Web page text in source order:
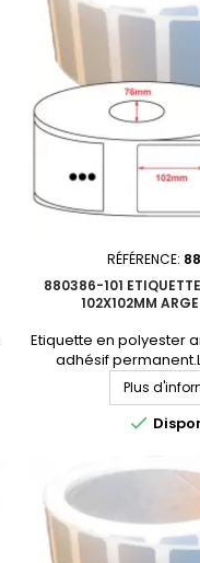
RÉFÉRENCE:
880386-101
102X102MM
Etiquette en polyester
adhésif
performance par
102x102mmMatière :
permanentNbre
1432Perforation
par carton : 4
stock. Consultez-
Plus
